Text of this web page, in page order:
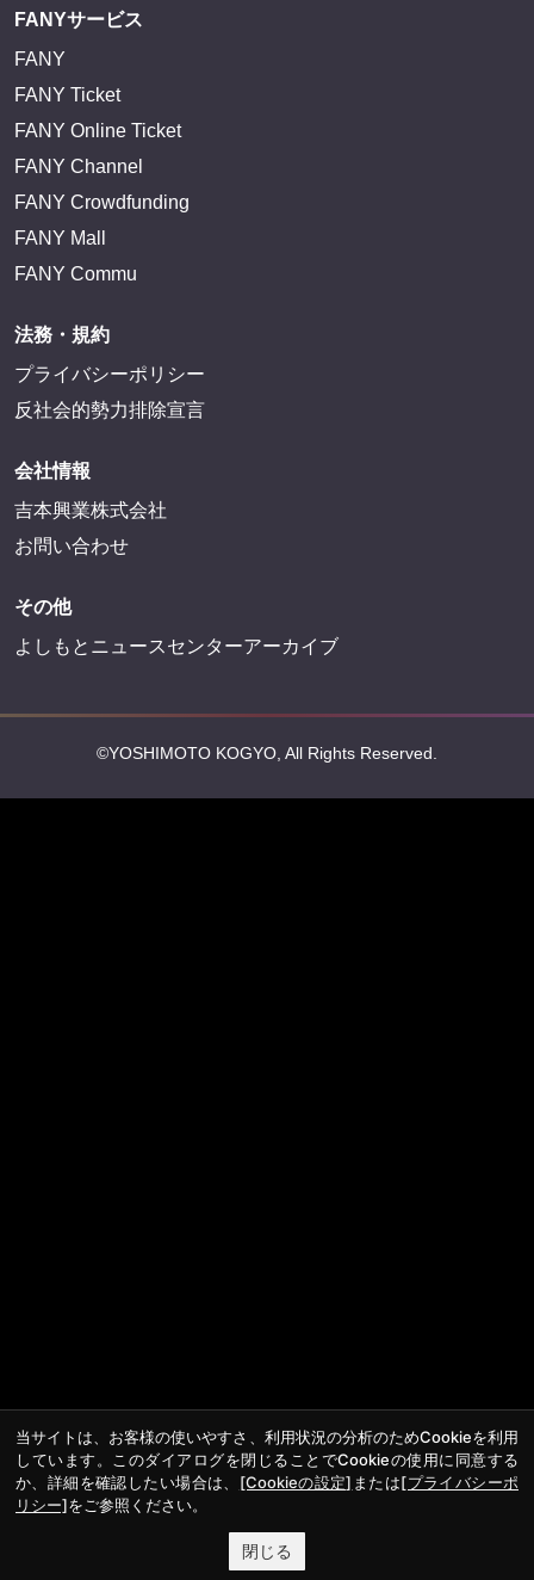
FANYサービス
FANY
FANY Ticket
FANY Online Ticket
FANY Channel
FANY Crowdfunding
FANY Mall
FANY Commu
法務・規約
プライバシーポリシー
反社会的勢力排除宣言
会社情報
吉本興業株式会社
お問い合わせ
その他
よしもとニュースセンターアーカイブ
©YOSHIMOTO KOGYO, All Rights Reserved.
当サイトは、お客様の使いやすさ、利用状況の分析のためCookieを利用
しています。このダイアログを閉じることでCookieの使用に同意する
か、詳細を確認したい場合は、 [Cookieの設定] または[プライバシーポ
リシー]をご参照ください。
閉じる